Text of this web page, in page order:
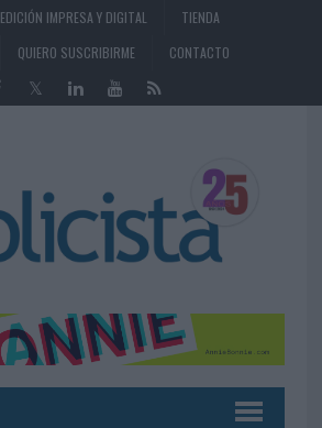
EDICIÓN IMPRESA Y DIGITAL
TIENDA
QUIERO SUSCRIBIRME CONTACTO